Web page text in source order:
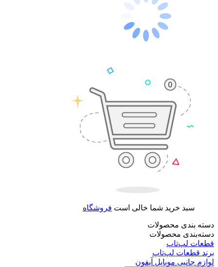
سبد خرید شما خالی است فروشگاه
دسته بندی محصولات
دسته‌بندی محصولات
قطعات لپ‌تاپ
برند قطعات لپ‌تاپ
لوازم جانبی موبایل آیفون